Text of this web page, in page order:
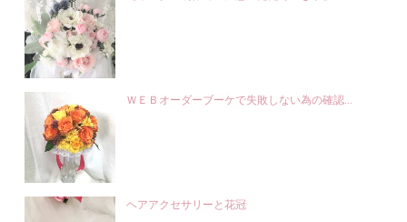
ＷＥＢオーダーブーケで失敗しない為の確認...
ヘアアクセサリーと花冠